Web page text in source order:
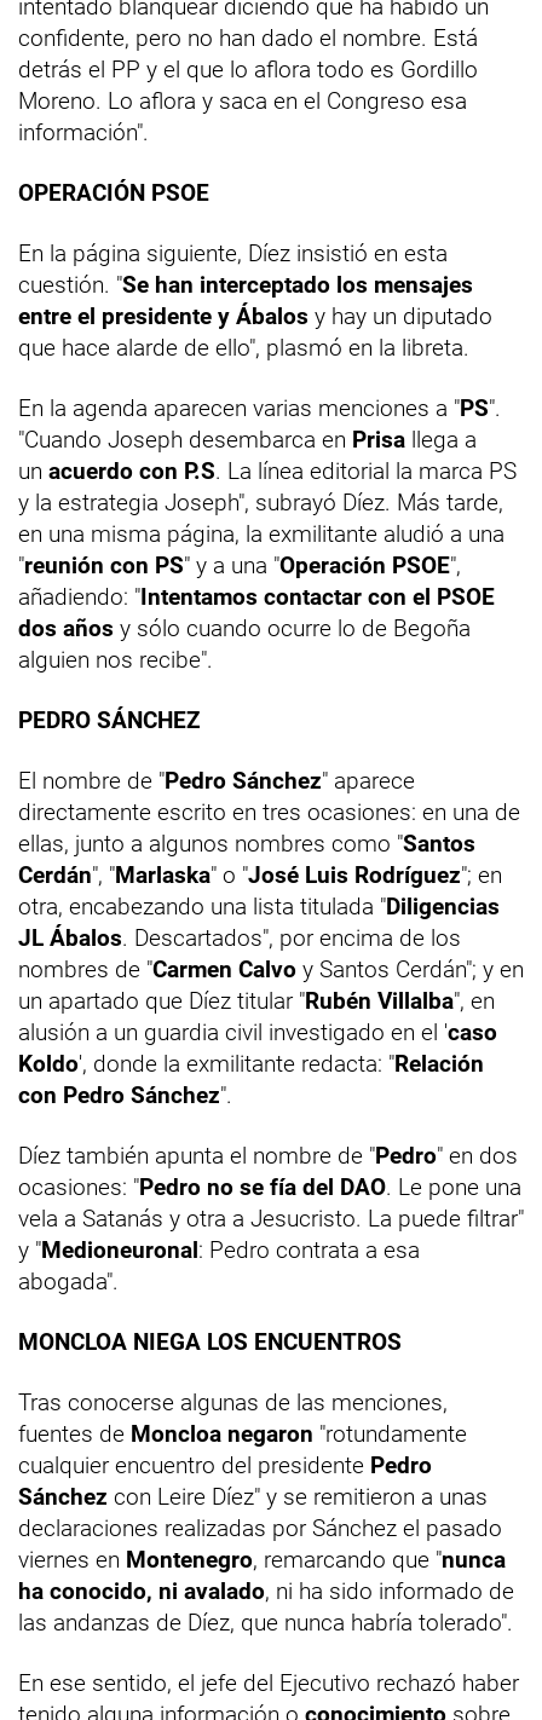
intentado blanquear diciendo que ha habido un
confidente, pero no han dado el nombre. Está
detrás el PP y el que lo aflora todo es Gordillo
Moreno. Lo aflora y saca en el Congreso esa
información".
OPERACIÓN PSOE
En la página siguiente, Díez insistió en esta
cuestión. "Se han interceptado los mensajes
entre el presidente y Ábalos y hay un diputado
que hace alarde de ello", plasmó en la libreta.
En la agenda aparecen varias menciones a "PS".
"Cuando Joseph desembarca en Prisa llega a
un acuerdo con P.S. La línea editorial la marca PS
y la estrategia Joseph", subrayó Díez. Más tarde,
en una misma página, la exmilitante aludió a una
"reunión con PS" y a una "Operación PSOE",
añadiendo: "Intentamos contactar con el PSOE
dos años y sólo cuando ocurre lo de Begoña
alguien nos recibe".
PEDRO SÁNCHEZ
El nombre de "Pedro Sánchez" aparece
directamente escrito en tres ocasiones: en una de
ellas, junto a algunos nombres como "Santos
Cerdán", "Marlaska" o "José Luis Rodríguez"; en
otra, encabezando una lista titulada "Diligencias
JL Ábalos. Descartados", por encima de los
nombres de "Carmen Calvo y Santos Cerdán"; y en
un apartado que Díez titular "Rubén Villalba", en
alusión a un guardia civil investigado en el 'caso
Koldo', donde la exmilitante redacta: "Relación
con Pedro Sánchez".
Díez también apunta el nombre de "Pedro" en dos
ocasiones: "Pedro no se fía del DAO. Le pone una
vela a Satanás y otra a Jesucristo. La puede filtrar"
y "Medioneuronal: Pedro contrata a esa
abogada".
MONCLOA NIEGA LOS ENCUENTROS
Tras conocerse algunas de las menciones,
fuentes de Moncloa negaron "rotundamente
cualquier encuentro del presidente Pedro
Sánchez con Leire Díez" y se remitieron a unas
declaraciones realizadas por Sánchez el pasado
viernes en Montenegro, remarcando que "nunca
ha conocido, ni avalado, ni ha sido informado de
las andanzas de Díez, que nunca habría tolerado".
En ese sentido, el jefe del Ejecutivo rechazó haber
tenido alguna información o conocimiento sobre